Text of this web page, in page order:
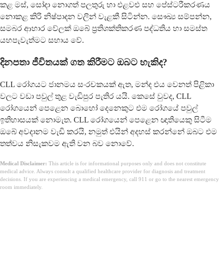
කළ මස්, සෝදා නොගත් පලතුරු හා එළවළු සහ පේස්ටරීකරණය
නොකළ කිරි නිෂ්පාදන වලින් වැළකී සිටින්න. සෞඛ්‍ය සම්පන්න,
සමබර ආහාර වේලක් ඔබේ ප්‍රතිශක්තිකරණ පද්ධතිය හා සමස්ත
යහපැවැත්මට සහාය වේ.
දිනපතා ජීවිතයක් ගත කිරීමට ඔබට හැකිද?
CLL රෝගයට ජානමය සංරචකයක් ඇත, මන්ද එය වෙනත් පිළිකා
වලට වඩා පවුල් තුළ වැඩිපුර පැතිර යයි. කෙසේ වුවද, CLL
රෝගයෙන් පෙළෙන බොහෝ දෙනෙකුට එම රෝගයේ පවුල්
ඉතිහාසයක් නොමැත. CLL රෝගයෙන් පෙළෙන ඥාතියෙකු සිටීම
ඔබේ අවදානම වැඩි කරයි, නමුත් එයින් අදහස් කරන්නේ ඔබට එම
තත්වය නිසැකවම ඇති වන බව නොවේ.
Medical Disclaimer: This article is for informational purposes only and does not constitute
medical advice. Always consult a qualified healthcare provider for diagnosis and treatment
decisions. If you are experiencing a medical emergency, call 911 or go to the nearest emergency
room immediately.